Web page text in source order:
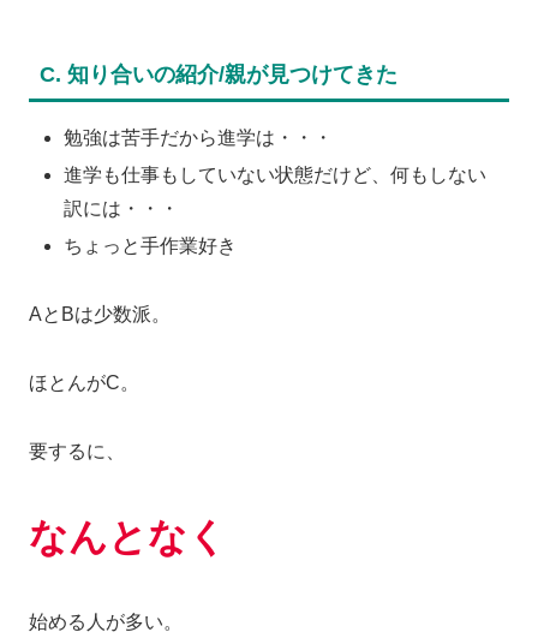
C. 知り合いの紹介/親が見つけてきた
勉強は苦手だから進学は・・・
進学も仕事もしていない状態だけど、何もしない
訳には・・・
ちょっと手作業好き
AとBは少数派。
ほとんがC。
要するに、
なんとなく
始める人が多い。